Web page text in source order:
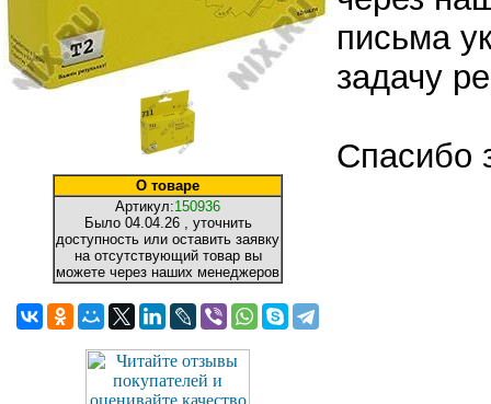
О товаре
Артикул:150936
Было 04.04.26 , уточнить
доступность или оставить заявку
на отсутствующий товар вы
можете через наших менеджеров
письма
задачу
Спасибо